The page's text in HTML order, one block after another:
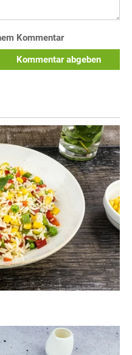
Kommentar
Kommentar abgeben